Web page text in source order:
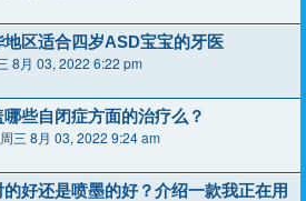
区适合四岁ASD宝宝的牙医
8月 03, 2022 6:22 pm
些自闭症方面的治疗么？
周三 8月 03, 2022 9:24 am
好还是喷墨的好？介绍一款我正在用